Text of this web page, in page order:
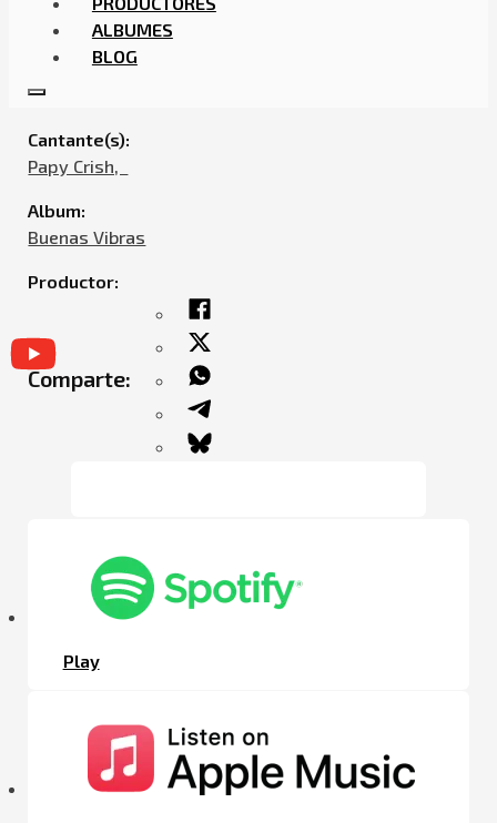
ALBUMES
BLOG
Cantante(s):
Papy Crish,ㅤㅤ
Album:
Buenas Vibras
Productor:
Comparte:
Play